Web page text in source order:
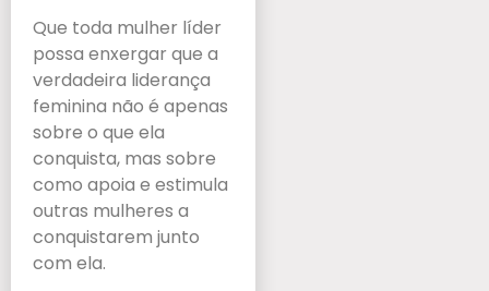
Que toda mulher líder
possa enxergar que a
verdadeira liderança
feminina não é apenas
sobre o que ela
conquista, mas sobre
como apoia e estimula
outras mulheres a
conquistarem junto
com ela.